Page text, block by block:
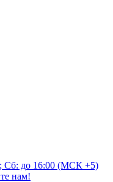
Сб: до 16:00 (МСК +5)
нам!